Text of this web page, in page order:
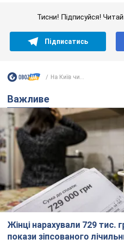
Тисни! Підписуйся!
Підписатись
На Київ чи...
Важливе
Жінці нарахували 729 тис.
покази зіпсованого